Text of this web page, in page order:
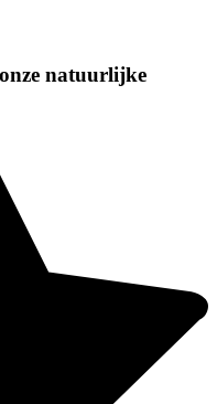
natuurlijke